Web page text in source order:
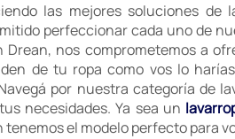
las mejores soluciones de
perfeccionar cada uno de
nos comprometemos a
de tu ropa como vos lo
por nuestra categoría de
necesidades. Ya sea un
tenemos el modelo perfecto para